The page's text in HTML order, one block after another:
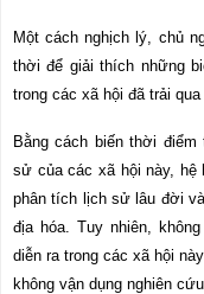
Một cách nghịch lý, chủ
thời để giải thích những
trong các xã hội đã trải
Bằng cách biến thời
sử của các xã hội này, hệ
phân tích lịch sử lâu đời
địa hóa. Tuy nhiên,
diễn ra trong các xã hội
không vận dụng nghiên cứu